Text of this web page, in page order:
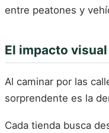
entre peatones y
El impacto
Al caminar por las
sorprendente es la
Cada tienda busca